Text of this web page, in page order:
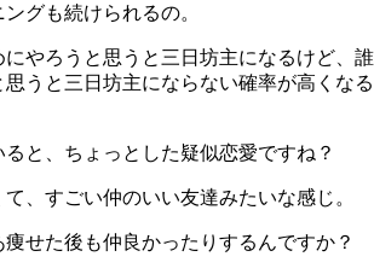
グも続けられるの。
にやろうと思うと三日坊主になるけど、誰
うと三日坊主にならない確率が高くなる
と、ちょっとした疑似恋愛ですね？
、すごい仲のいい友達みたいな感じ。
せた後も仲良かったりするんですか？